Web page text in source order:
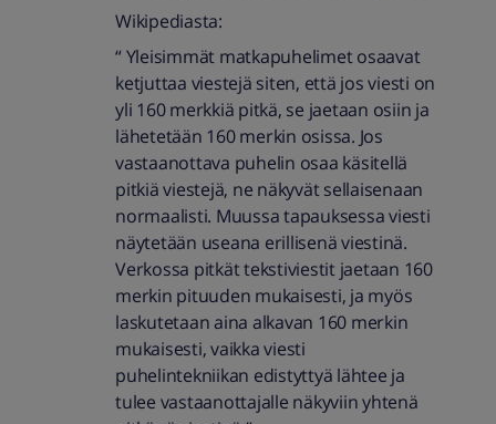
Wikipediasta:
“ Yleisimmät matkapuhelimet osaavat
ketjuttaa viestejä siten, että jos viesti on
yli 160 merkkiä pitkä, se jaetaan osiin ja
lähetetään 160 merkin osissa. Jos
vastaanottava puhelin osaa käsitellä
pitkiä viestejä, ne näkyvät sellaisenaan
normaalisti. Muussa tapauksessa viesti
näytetään useana erillisenä viestinä.
Verkossa pitkät tekstiviestit jaetaan 160
merkin pituuden mukaisesti, ja myös
laskutetaan aina alkavan 160 merkin
mukaisesti, vaikka viesti
puhelintekniikan edistyttyä lähtee ja
tulee vastaanottajalle näkyviin yhtenä